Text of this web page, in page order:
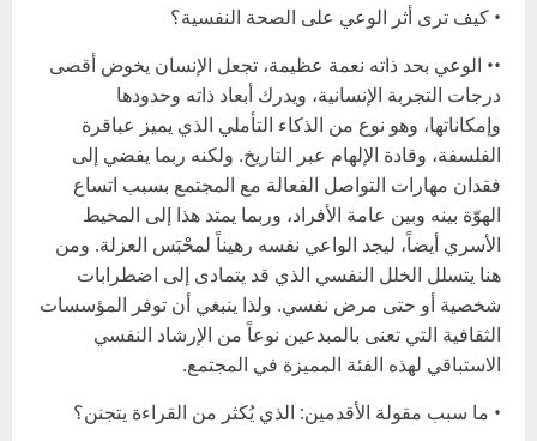
• كيف ترى أثر الوعي على الصحة النفسية؟
•• الوعي بحد ذاته نعمة عظيمة، تجعل الإنسان يخوض أقصى
درجات التجربة الإنسانية، ويدرك أبعاد ذاته وحدودها
وإمكاناتها، وهو نوع من الذكاء التأملي الذي يميز عباقرة
الفلسفة، وقادة الإلهام عبر التاريخ. ولكنه ربما يفضي إلى
فقدان مهارات التواصل الفعالة مع المجتمع بسبب اتساع
الهوّة بينه وبين عامة الأفراد، وربما يمتد هذا إلى المحيط
الأسري أيضاً، ليجد الواعي نفسه رهيناً لمحْبَس العزلة. ومن
هنا يتسلل الخلل النفسي الذي قد يتمادى إلى اضطرابات
شخصية أو حتى مرض نفسي. ولذا ينبغي أن توفر المؤسسات
الثقافية التي تعنى بالمبدعين نوعاً من الإرشاد النفسي
الاستباقي لهذه الفئة المميزة في المجتمع.
• ما سبب مقولة الأقدمين: الذي يُكثر من القراءة يتجنن؟